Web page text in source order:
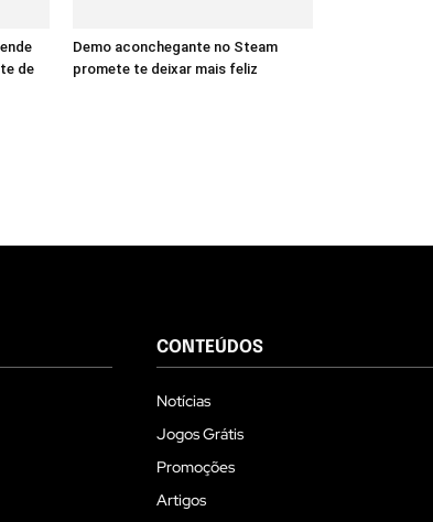
de
Demo aconchegante no Steam
promete te deixar mais feliz
CONTEÚDOS
Notícias
Jogos Grátis
Promoções
Artigos